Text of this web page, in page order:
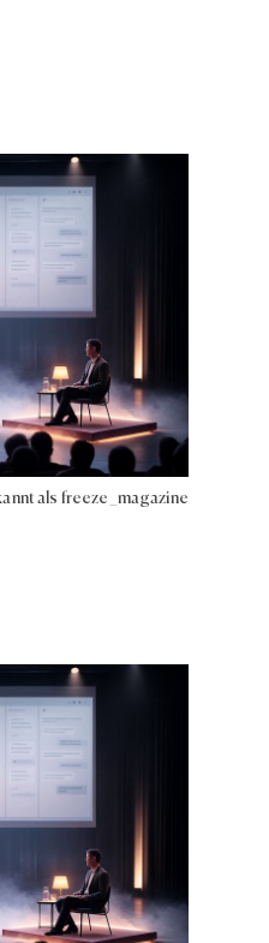
als freeze_magazine